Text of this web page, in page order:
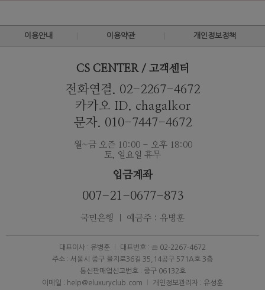
이용안내 이용약관 개인정보정책
CS CENTER / 고객센터
전화연결. 02-2267-4672
카카오 ID. chagalkor
문자. 010-7447-4672
월~금 오즌 10:00 - 오후 18:00
토, 일요일 휴무
입금계좌
007-21-0677-873
국민은행 ｜ 예금주 : 유병훈
대표이사 : 유병훈
대표번호 : ☏ 02-2267-4672
주소 : 서울시 중구 을지로36길 35,14공구 571A호 3층
통신판매업신고번호 : 중구 06132호
이메일 : help@eluxuryclub.com
개인정보관리자 : 유성훈